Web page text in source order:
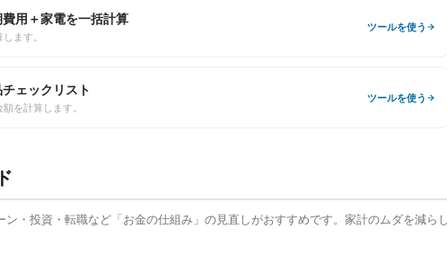
用＋家電を一括計算
ます。
ツールを使う
ェックリスト
を計算します。
ツールを使う
・投資・転職など「お金の仕組み」の見直しがおすすめです。家計のムダを減ら